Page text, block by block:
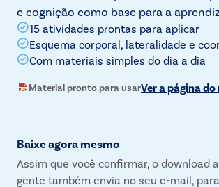
e cognição como base para a
15 atividades prontas para aplicar
Esquema corporal, lateralidade e
Com materiais simples do dia a dia
Material pronto para usarVer a página
Baixe agora mesmo
Assim que você confirmar, o download
gente também envia no seu e-mail,